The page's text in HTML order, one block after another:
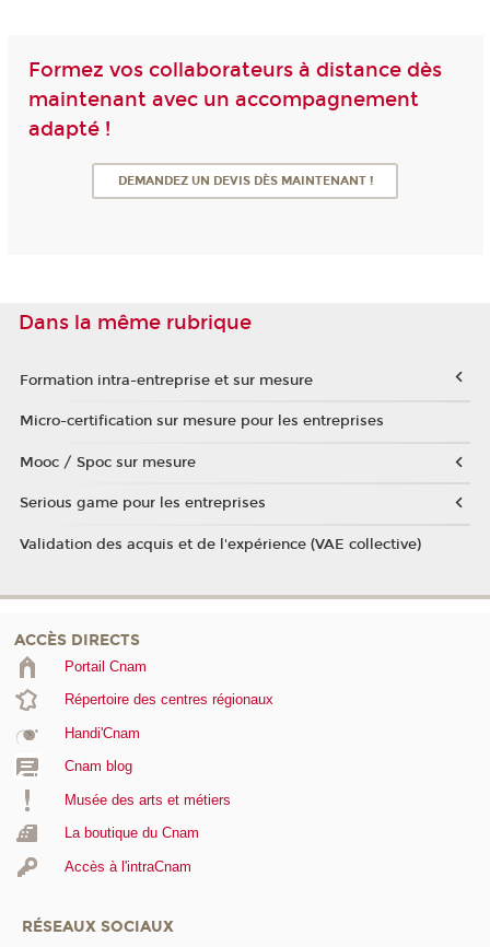
Formez vos collaborateurs à distance dès
maintenant avec un accompagnement
adapté !
DEMANDEZ UN DEVIS DÈS MAINTENANT !
Dans la même rubrique
Formation intra-entreprise et sur mesure
Micro-certification sur mesure pour les entreprises
Mooc / Spoc sur mesure
Serious game pour les entreprises
Validation des acquis et de l'expérience (VAE collective)
ACCÈS DIRECTS
Portail Cnam
Répertoire des centres régionaux
Handi'Cnam
Cnam blog
Musée des arts et métiers
La boutique du Cnam
Accès à l'intraCnam
RÉSEAUX SOCIAUX